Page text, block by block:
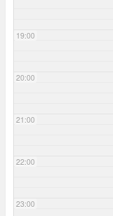
19:00
20:00
21:00
22:00
23:00